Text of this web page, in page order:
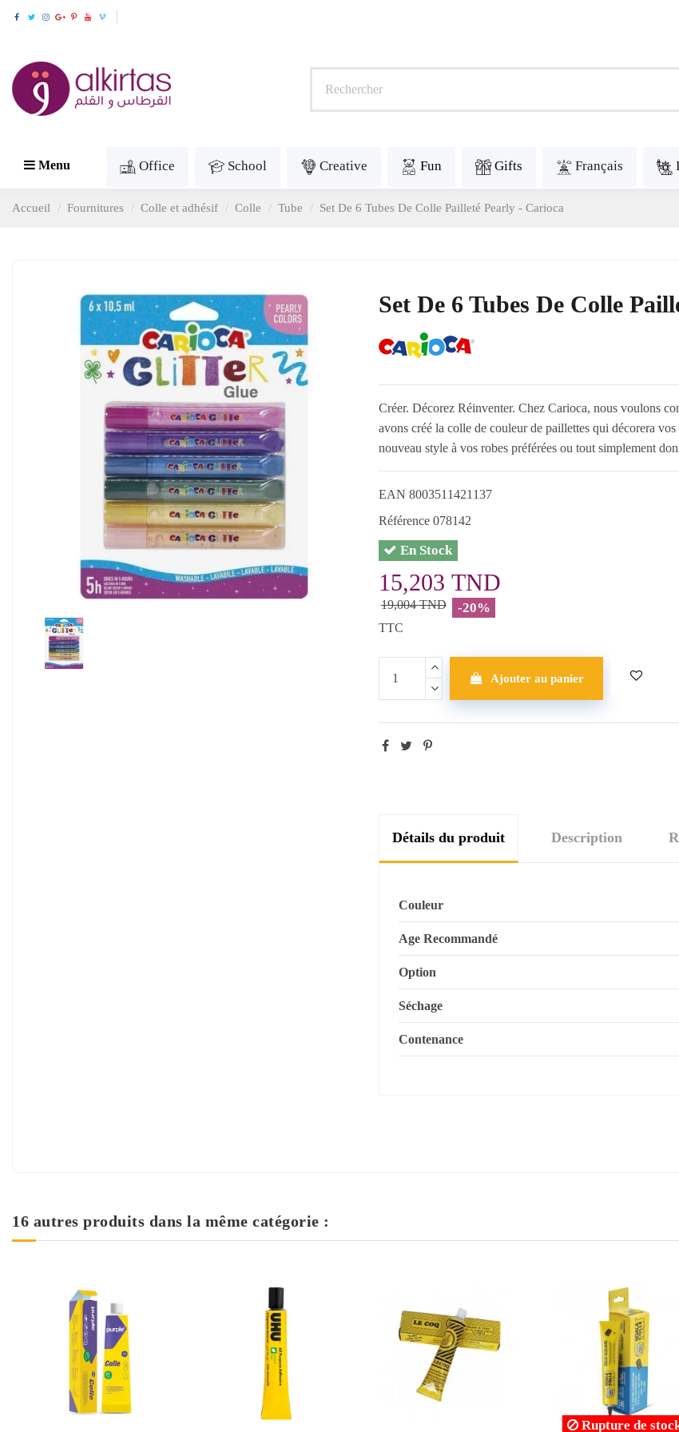
Menu Office School Creative Fun Gifts Français
Accueil Fournitures Colle et adhésif Colle Tube Set De 6 Tubes De Colle Pailleté Pearly - Carioca
Set De 6 Tubes De Colle
Créer. Décorez Réinventer. Chez Carioca, nous voulons
avons créé la colle de couleur de paillettes qui décorera
nouveau style à vos robes préférées ou tout simplement
EAN 8003511421137
Référence 078142
En Stock
15,203 TND
19,004 TND -20%
TTC
Ajouter au panier
Détails du produit Description
Couleur
Age Recommandé
Option
Séchage
Contenance
16 autres produits dans la même catégorie :